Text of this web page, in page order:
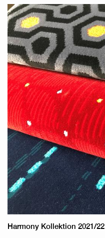
Harmony Kollektion 2021/22